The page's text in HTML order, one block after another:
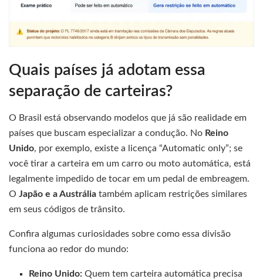
Quais países já adotam essa
separação de carteiras?
O Brasil está observando modelos que já são realidade em
países que buscam especializar a condução. No Reino
Unido, por exemplo, existe a licença “Automatic only”; se
você tirar a carteira em um carro ou moto automática, está
legalmente impedido de tocar em um pedal de embreagem.
O Japão e a Austrália também aplicam restrições similares
em seus códigos de trânsito.
Confira algumas curiosidades sobre como essa divisão
funciona ao redor do mundo:
Reino Unido: Quem tem carteira automática precisa